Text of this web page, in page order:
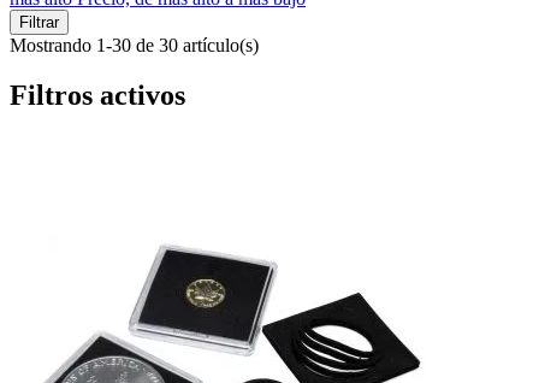
Filtrar
Mostrando 1-30 de 30 artículo(s)
Filtros activos